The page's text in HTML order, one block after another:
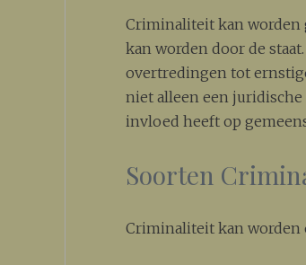
Criminaliteit kan worden
kan worden door de
overtredingen tot
niet alleen een juridische
invloed heeft op
Soorten
Criminaliteit kan worden